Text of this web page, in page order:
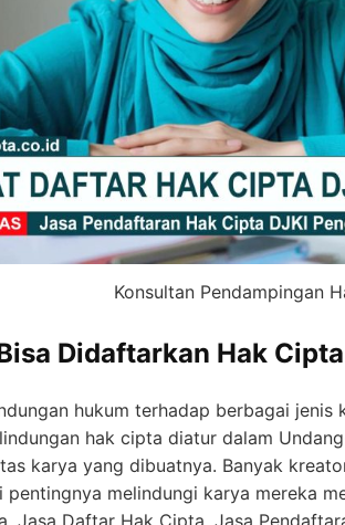
Konsultan Pendampingan
Didaftarkan Hak Cipta
hukum terhadap berbagai jenis
hak cipta diatur dalam
karya yang dibuatnya. Banyak
pentingnya melindungi karya mereka
Jasa Daftar Hak Cipta, Jasa